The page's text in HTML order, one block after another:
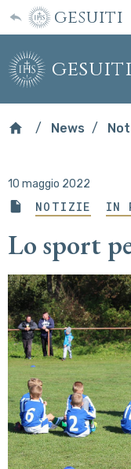
gesuiti
News
10 maggio 2022
NOTIZIE IN
Lo sport